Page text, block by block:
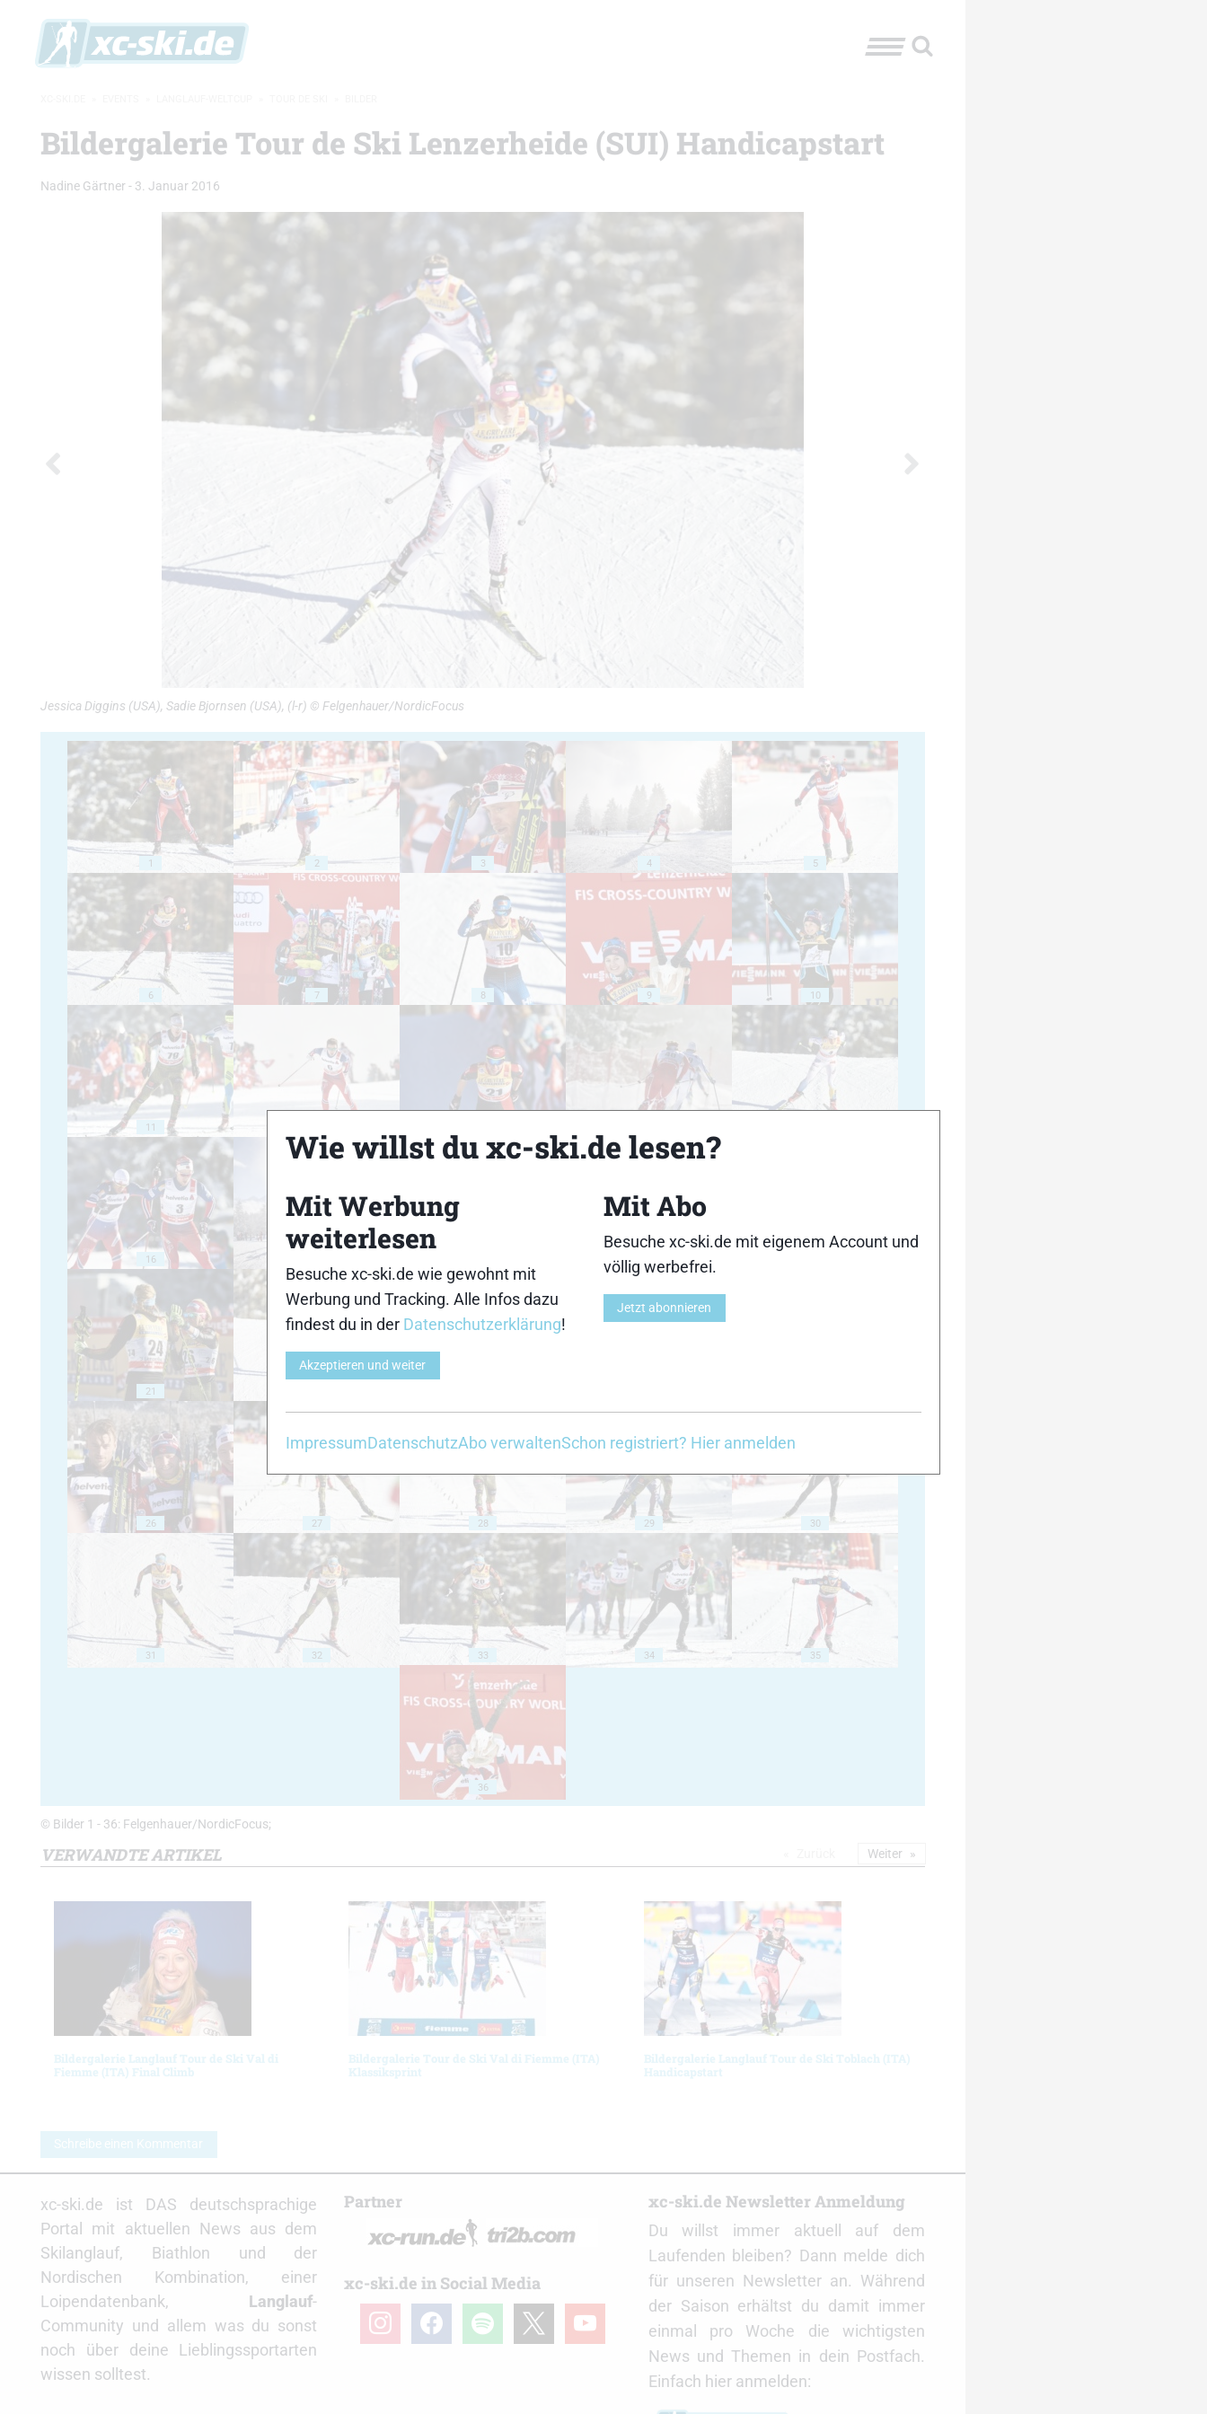
Bildergalerie Tour de Ski Lenzerheide (SUI) Handicapstart
Nadine Gärtner - 3. Januar 2016
Jessica Diggins (USA), Sadie Bjornsen (USA), (l-r) © Felgenhauer/NordicFocus
1 2 3 4 5
6 7 8 9 10
11
16
21
26 27 28 29 30
31 32 33 34 35
36
© Bilder 1 - 36: Felgenhauer/NordicFocus;
VERWANDTE ARTIKEL
Bildergalerie Langlauf Tour de Ski Val di
Fiemme (ITA) Final Climb
Bildergalerie Tour de Ski Val di Fiemme (ITA)
Klassiksprint
Bildergalerie Langlauf Tour de Ski Toblach (ITA)
Handicapstart
Weiter
Schreibe einen Kommentar
xc-ski.de ist DAS deutschsprachige
Portal mit aktuellen News aus dem
Skilanglauf, Biathlon und der
Nordischen Kombination, einer
Loipendatenbank, Langlauf-
Community und allem was du sonst
noch über deine Lieblingssportarten
wissen solltest.
Partner
xc-ski.de in Social Media
instagramfacebookspotify youtube
xc-ski.de Newsletter Anmeldung
Du willst immer aktuell auf dem
Laufenden bleiben? Dann melde dich
für unseren Newsletter an. Während
der Saison erhältst du damit immer
einmal pro Woche die wichtigsten
News und Themen in dein Postfach.
Einfach hier anmelden:
Wie willst du xc-ski.de lesen?
Mit Werbung
weiterlesen
Besuche xc-ski.de wie gewohnt mit
Werbung und Tracking. Alle Infos dazu
findest du in der Datenschutzerklärung!
Akzeptieren und weiter
Mit Abo
Besuche xc-ski.de mit eigenem Account und
völlig werbefrei.
Jetzt abonnieren
ImpressumDatenschutzAbo verwaltenSchon registriert? Hier anmelden